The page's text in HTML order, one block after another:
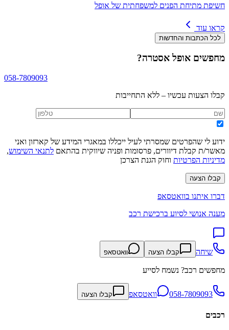
חשיפת מתיחת הפנים למשפחתית של אופל
קראו עוד
לכל הכתבות והחדשות
מחפשים אופל אסטרה?
058-7809093
קבלו הצעות עכשיו – ללא התחייבות
ידוע לי שהפרטים שמסרתי לעיל ייכללו במאגרי המידע של קארזון ואני
מאשר/ת קבלת דיוורים, פרסומות ופניה שיווקית בהתאם לתנאי השימוש,
מדיניות הפרטיות וחוק הגנת הצרכן
קבלו הצעה
דברו איתנו בוואטסאפ
מענה אנושי לסיוע ברכישת רכב
שיחה קבלו הצעה וואטסאפ
מחפשים רכב? נשמח לסייע
058-7809093 וואטסאפ קבלו הצעה
רכבים